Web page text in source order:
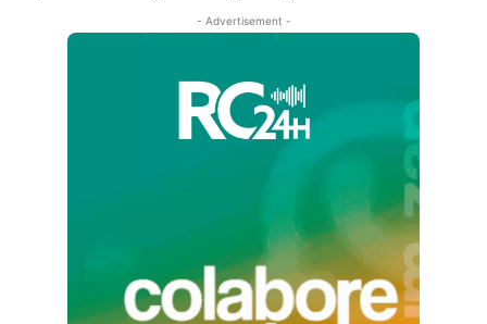
- Advertisement -